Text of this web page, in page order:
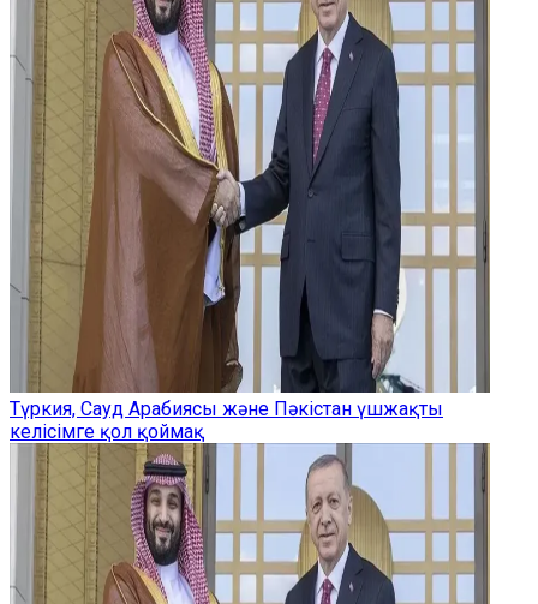
Түркия, Сауд Арабиясы және Пәкістан үшжақты
келісімге қол қоймақ